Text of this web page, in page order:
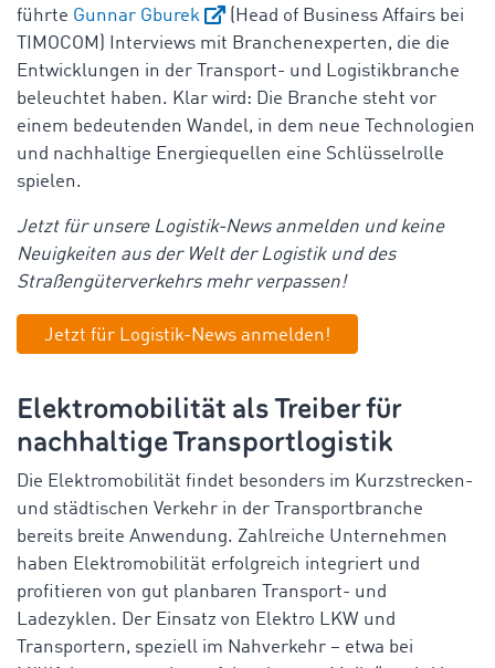
führte Gunnar Gburek
(Head of Business Affairs bei
TIMOCOM)
Interviews mit Branchenexperten, die die
Entwicklungen in der Transport- und Logistikbranche
beleuchtet haben. Klar wird: Die Branche steht vor
einem bedeutenden Wandel, in dem neue Technologien
und nachhaltige Energiequellen eine Schlüsselrolle
spielen.
Jetzt für unsere Logistik-News anmelden und keine
Neuigkeiten aus der Welt der Logistik und des
Straßengüterverkehrs mehr verpassen!
Jetzt für Logistik-News anmelden!
Elektromobilität als Treiber für
nachhaltige Transportlogistik
Die Elektromobilität findet besonders im Kurzstrecken-
und städtischen Verkehr in der Transportbranche
bereits breite Anwendung. Zahlreiche Unternehmen
haben Elektromobilität erfolgreich integriert und
profitieren von gut planbaren Transport- und
Ladezyklen. Der Einsatz von Elektro LKW und
Transportern, speziell im Nahverkehr – etwa bei